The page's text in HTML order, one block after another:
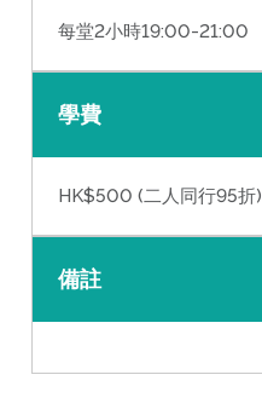
每堂2小時19:00-21:00
學費
HK$500 (二人同行95折)
備註